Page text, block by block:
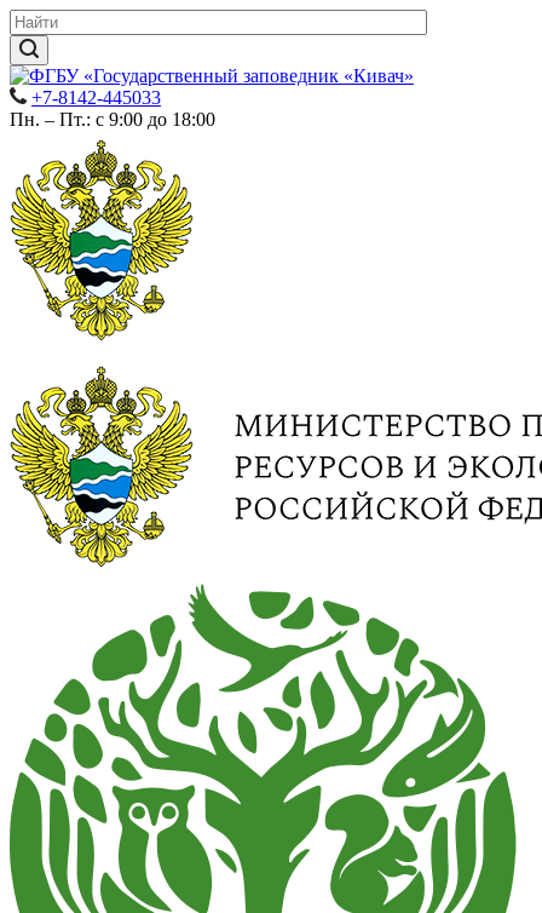
+7-8142-445033
Пн. – Пт.: с 9:00 до 18:00